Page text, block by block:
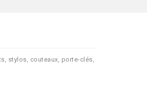
stylos, couteaux, porte-clés,